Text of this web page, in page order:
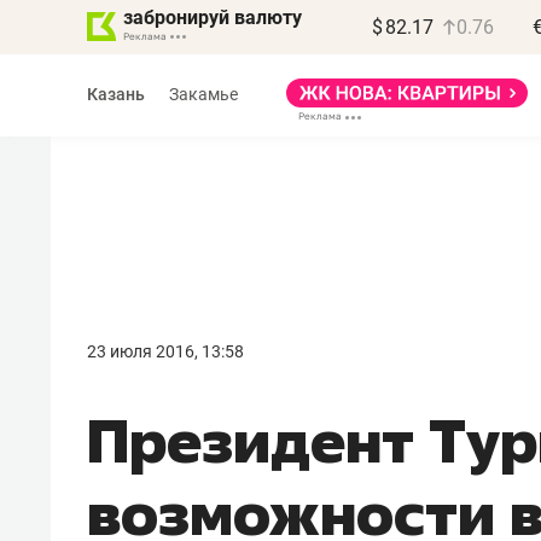
забронируй валюту $ 82.17 0.76
Казань Закамье
23 июля 2016, 13:58
​​Президент
возможности
правил, бизнес может
потерять минимум